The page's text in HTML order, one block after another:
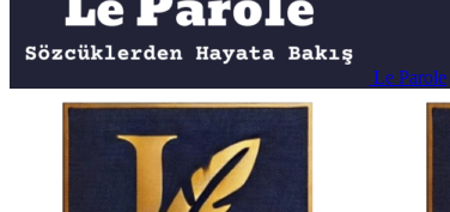
Le Parole